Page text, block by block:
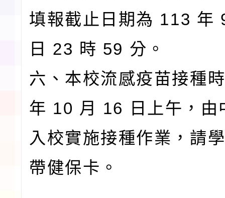
填報截止日期為 113 年
日 23 時 59 分。
六、本校流感疫苗接種
年 10 月 16 日上午，由
入校實施接種作業，請
帶健保卡。